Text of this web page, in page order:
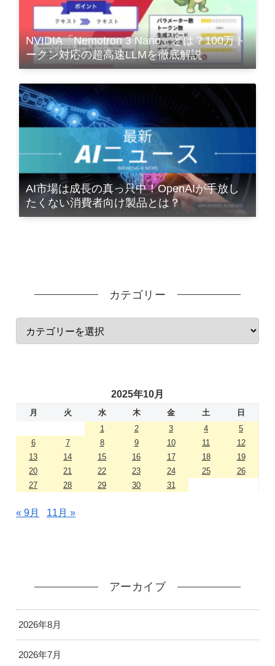
NVIDIA「Nemotron 3 Nano」とは？100万ト
ークン対応の超高速LLMを徹底解説
AI市場は成長の真っ只中！OpenAIが手放し
たくない消費者向け製品とは？
カテゴリー
2025年10月
月 火 水 木 金 土
日
1
2 3 4
5
6
7 8 9 10 11
12
13
14 15 16 17 18
19
20
21 22 23 24 25
26
27
28 29 30 31
« 9月 11月 »
アーカイブ
2026年8月
2026年7月